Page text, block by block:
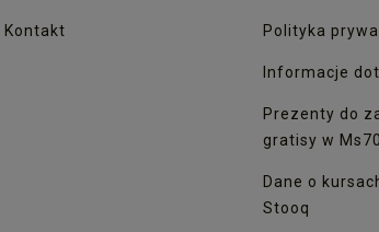
Kontakt Polityka
Informacje
Prezenty do
gratisy w
Dane o
Stooq